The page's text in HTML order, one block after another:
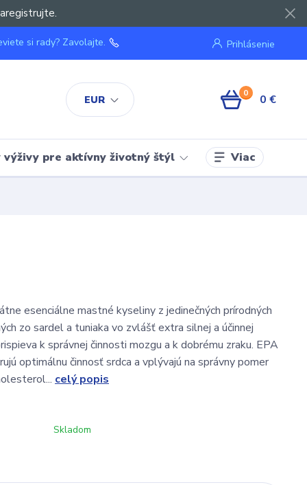
EUR
Prihlásenie
si rady? Zavolajte.
0 0 €
výživy pre aktívny životný štýl Viac
esenciálne mastné kyseliny z jedinečných prírodných
zo sardel a tuniaka vo zvlášť extra silnej a účinnej
k správnej činnosti mozgu a k dobrému zraku. EPA
optimálnu činnosť srdca a vplývajú na správny pomer
celý popis
Skladom